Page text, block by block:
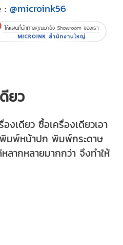
: @microink56
ยว
เดียว ซื้อเครื่องเดียวเอา
พิมพ์หน้าปก พิมพ์กระดาษ
ากหลายมากกว่า จึงทำให้